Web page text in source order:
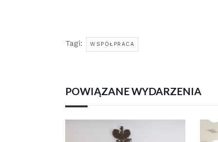
Tagi: WSPÓŁPRACA
POWIĄZANE WYDARZENIA